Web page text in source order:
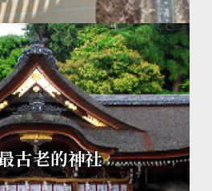
古老的神社